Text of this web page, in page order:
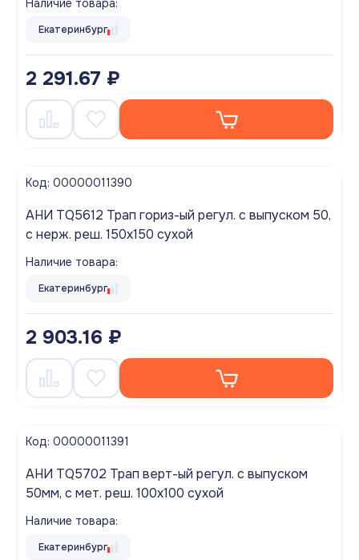
Наличие товара:
Екатеринбург
2 291.67 ₽
Код: 00000011390
АНИ TQ5612 Трап гориз-ый регул. с выпуском 50,
с нерж. реш. 150х150 сухой
Наличие товара:
Екатеринбург
2 903.16 ₽
Код: 00000011391
АНИ TQ5702 Трап верт-ый регул. с выпуском
50мм, с мет. реш. 100х100 сухой
Наличие товара:
Екатеринбург